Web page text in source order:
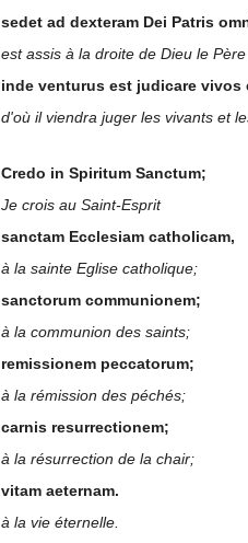
sedet ad dexteram Dei Patris
est assis à la droite de Dieu le Père
inde venturus est judicare vivos
d'où il viendra juger les vivants et
Credo in Spiritum Sanctum;
Je crois au Saint-Esprit
sanctam Ecclesiam catholicam,
à la sainte Eglise catholique;
sanctorum communionem;
à la communion des saints;
remissionem peccatorum;
à la rémission des péchés;
carnis resurrectionem;
à la résurrection de la chair;
vitam aeternam.
à la vie éternelle.